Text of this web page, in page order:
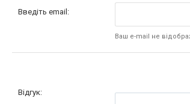
Введіть email:
Ваш e-mail не
Відгук: